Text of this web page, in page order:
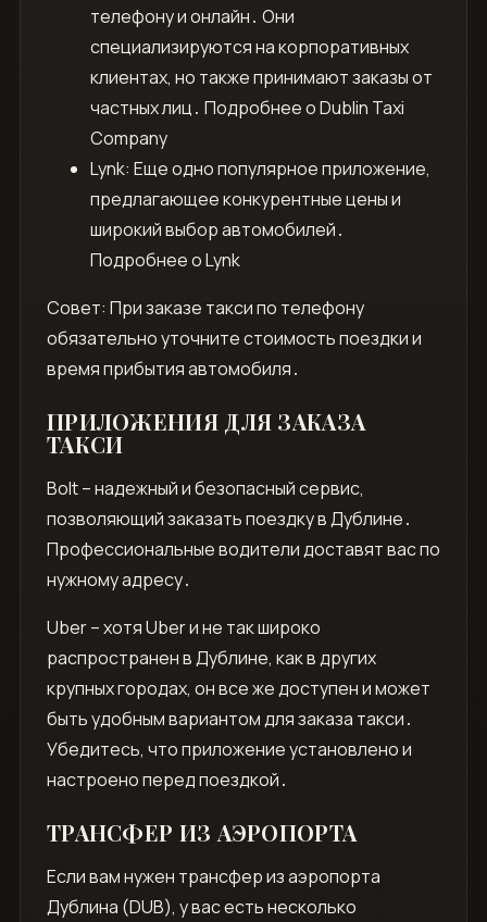
телефону и онлайн․ Они
специализируются на корпоративных
клиентах, но также принимают заказы от
частных лиц․ Подробнее о Dublin Taxi
Company
Lynk: Еще одно популярное приложение,
предлагающее конкурентные цены и
широкий выбор автомобилей․
Подробнее о Lynk
Совет: При заказе такси по телефону
обязательно уточните стоимость поездки и
время прибытия автомобиля․
ПРИЛОЖЕНИЯ ДЛЯ ЗАКАЗА
ТАКСИ
Bolt – надежный и безопасный сервис,
позволяющий заказать поездку в Дублине․
Профессиональные водители доставят вас по
нужному адресу․
Uber – хотя Uber и не так широко
распространен в Дублине, как в других
крупных городах, он все же доступен и может
быть удобным вариантом для заказа такси․
Убедитесь, что приложение установлено и
настроено перед поездкой․
ТРАНСФЕР ИЗ АЭРОПОРТА
Если вам нужен трансфер из аэропорта
Дублина (DUB), у вас есть несколько